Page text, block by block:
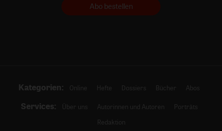
Abo bestellen
Kategorien: Online Hefte Dossiers Bücher Abos
Services: Über uns Autorinnen und Autoren
Porträts
Redaktion